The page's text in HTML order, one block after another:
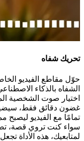
تحريك شفاه
حوّل مقاطع الفيديو
الشفاه بالذكاء
اختيار صوت الشخصية
غضون دقائق فقط،
تمامًا مع الفيديو
سواء كنت تروي قصة،
لمتابعيك، هذه الأداة